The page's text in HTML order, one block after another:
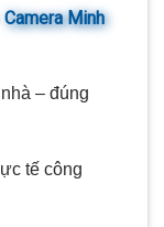
Camera Minh
– đúng
tế công